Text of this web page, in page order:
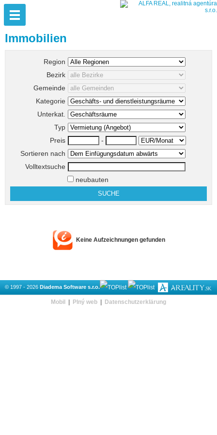
Immobilien
Region
Bezirk
Gemeinde
Kategorie
Unterkat.
Typ
Preis
-
Sortieren nach
Volltextsuche
neubauten
Keine Aufzeichnungen gefunden
© 1997 - 2026 Diadema Software s.r.o.
Mobil Plný web Datenschutzerklärung